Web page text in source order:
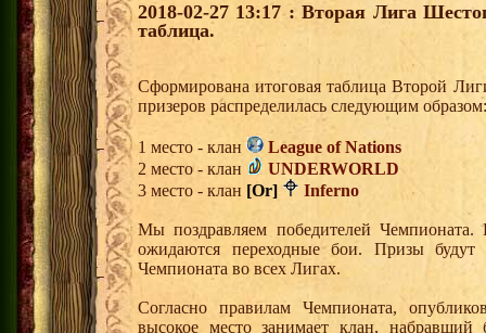
2018-02-27 13:17 : Вторая Лига
таблица.
Сформирована итоговая таблица Второй
призеров распределилась следующим образом:
1 место - клан
League of Nations
2 место - клан
UNDERWORLD
3 место - клан [Or] Inferno
Мы поздравляем победителей
ожидаются переходные бои. Призы
Чемпионата во всех Лигах.
Согласно правилам Чемпионата,
высокое место занимает клан, набравший